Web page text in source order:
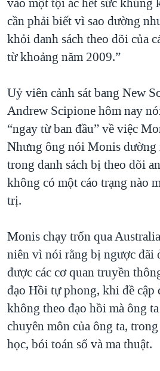
cần phải biết vì sao dường
khỏi danh sách theo dõi của
từ khoảng năm 2009.”
Uỷ viên cảnh sát bang New
Andrew Scipione hôm nay
“ngay từ ban đầu” về việc
Nhưng ông nói Monis dường
trong danh sách bị theo dõi
không có một cáo trạng nào
trị.
Monis chạy trốn qua
niên vì nói rằng bị ngược đãi
được các cơ quan truyền
đạo Hồi tự phong, khi đề cập
không theo đạo hồi mà ông
chuyên môn của ông ta,
học, bói toán số và ma thuật.